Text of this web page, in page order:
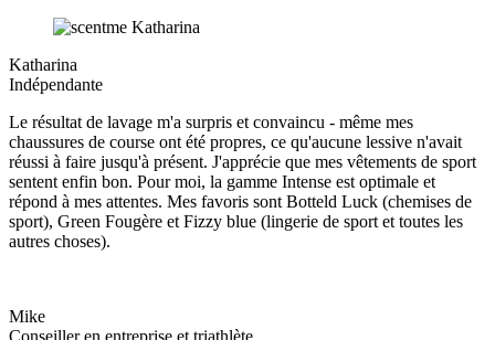
Katharina
Indépendante
Le résultat de lavage m'a surpris et convaincu - même mes
chaussures de course ont été propres, ce qu'aucune lessive n'avait
réussi à faire jusqu'à présent. J'apprécie que mes vêtements de sport
sentent enfin bon. Pour moi, la gamme Intense est optimale et
répond à mes attentes. Mes favoris sont Botteld Luck (chemises de
sport), Green Fougère et Fizzy blue (lingerie de sport et toutes les
autres choses).
Mike
Conseiller en entreprise et triathlète